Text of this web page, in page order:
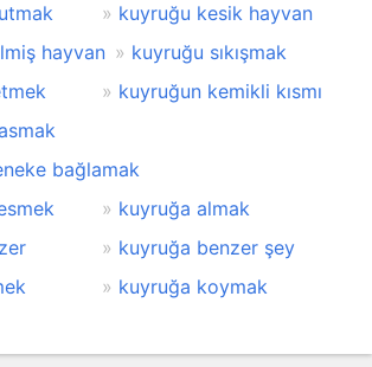
kuyruğu kesik hayvan
hayvan
kuyruğu sıkışmak
kuyruğun kemikli kısmı
bağlamak
kuyruğa almak
kuyruğa benzer şey
kuyruğa koymak